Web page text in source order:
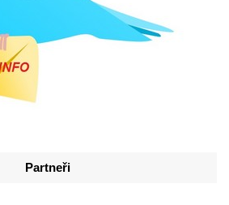
Partneři